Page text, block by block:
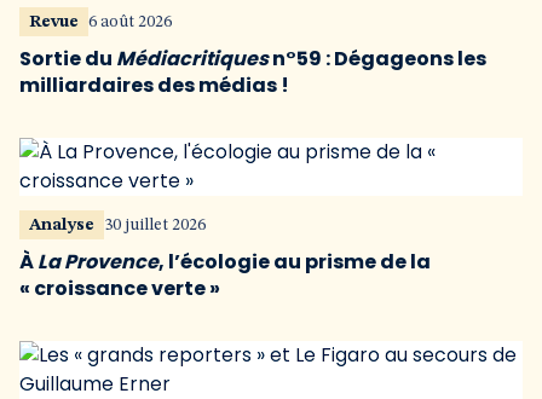
Revue 6 août 2026
Sortie du Médiacritiquesn°59 : Dégageons les
milliardaires des médias !
Analyse 30 juillet 2026
ÀLa Provence, l’écologie au prisme de la
« croissance verte »